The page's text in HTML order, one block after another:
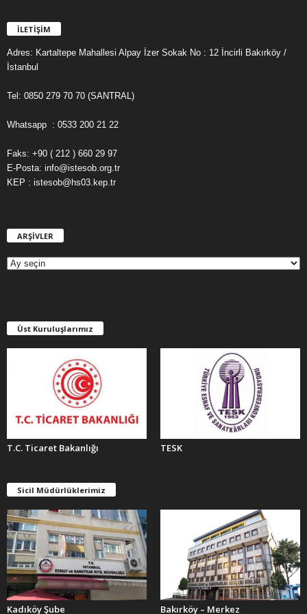
İLETİŞİM
Adres: Kartaltepe Mahallesi Alpay İzer Sokak No : 12 İncirli Bakırköy /
İstanbul
Tel: 0850 279 70 70 (SANTRAL)
Whatsapp : 0533 200 21 22
Faks: +90 ( 212 ) 660 29 97
E-Posta: info@istesob.org.tr
KEP : istesob@hs03.kep.tr
ARŞİVLER
E
R
Üst Kuruluşlarımız
T.C. Ticaret Bakanlığı TESK
Sicil Müdürlüklerimiz
Kadıköy Şube Bakırköy – Merkez